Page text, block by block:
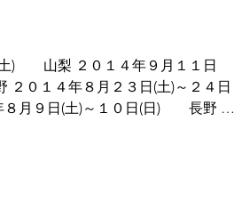
土) 山梨 ２０１４年９月１１日
０１４年８月２３日(土)～２４日
月９日(土)～１０日(日) 長野 ２